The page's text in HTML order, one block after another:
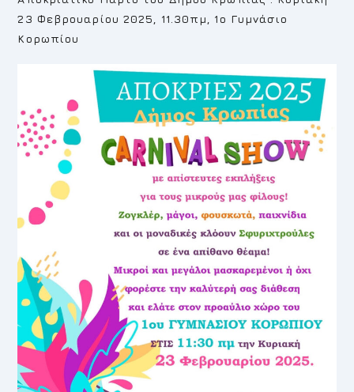
23 Φεβρουαρίου 2025, 11.30πμ, 1ο Γυμνάσιο
Κορωπίου